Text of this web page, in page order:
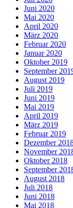
Juni 2020
Mai 2020
April 2020
März 2020
Februar 2020
Januar 2020
Oktober 2019
September
August 2019
Juli 2019
Juni 2019
Mai 2019
April 2019
März 2019
Februar 2019
Dezember
November
Oktober 2018
September
August 2018
Juli 2018
Juni 2018
Mai 2018